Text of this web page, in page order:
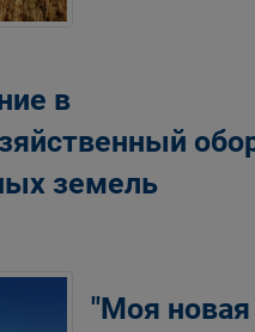
в
земель
"Моя новая